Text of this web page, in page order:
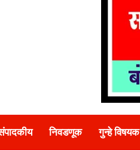
निवडणूक गुन्हे विषयक